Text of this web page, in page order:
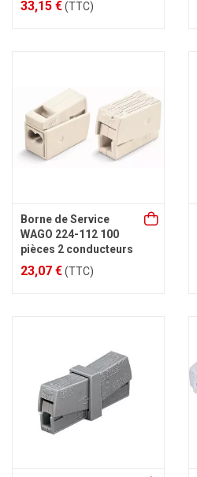
33,15 €(TTC)
Borne de Service
WAGO 224-112 100
pièces 2 conducteurs
23,07 €(TTC)